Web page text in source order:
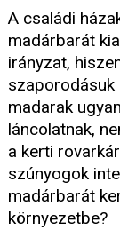
A családi
madárbarát
irányzat,
szaporodásuk
madarak
láncolatnak,
a kerti
szúnyogok
madárbarát
környezetbe?